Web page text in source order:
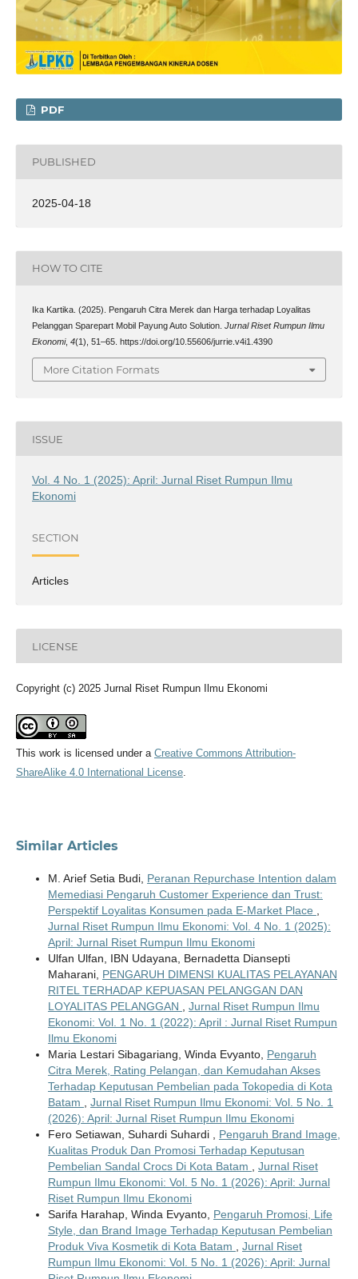
PDF
PUBLISHED
2025-04-18
HOW TO CITE
Ika Kartika. (2025). Pengaruh Citra Merek dan Harga terhadap Loyalitas
Pelanggan Sparepart Mobil Payung Auto Solution. Jurnal Riset Rumpun Ilmu
Ekonomi, 4(1), 51–65. https://doi.org/10.55606/jurrie.v4i1.4390
More Citation Formats
ISSUE
Vol. 4 No. 1 (2025): April: Jurnal Riset Rumpun Ilmu
Ekonomi
SECTION
Articles
LICENSE
Copyright (c) 2025 Jurnal Riset Rumpun Ilmu Ekonomi
This work is licensed under a Creative Commons Attribution-
ShareAlike 4.0 International License.
Similar Articles
M. Arief Setia Budi, Peranan Repurchase Intention dalam
Memediasi Pengaruh Customer Experience dan Trust:
Perspektif Loyalitas Konsumen pada E-Market Place ,
Jurnal Riset Rumpun Ilmu Ekonomi: Vol. 4 No. 1 (2025):
April: Jurnal Riset Rumpun Ilmu Ekonomi
Ulfan Ulfan, IBN Udayana, Bernadetta Diansepti
Maharani, PENGARUH DIMENSI KUALITAS PELAYANAN
RITEL TERHADAP KEPUASAN PELANGGAN DAN
LOYALITAS PELANGGAN , Jurnal Riset Rumpun Ilmu
Ekonomi: Vol. 1 No. 1 (2022): April : Jurnal Riset Rumpun
Ilmu Ekonomi
Maria Lestari Sibagariang, Winda Evyanto, Pengaruh
Citra Merek, Rating Pelangan, dan Kemudahan Akses
Terhadap Keputusan Pembelian pada Tokopedia di Kota
Batam , Jurnal Riset Rumpun Ilmu Ekonomi: Vol. 5 No. 1
(2026): April: Jurnal Riset Rumpun Ilmu Ekonomi
Fero Setiawan, Suhardi Suhardi , Pengaruh Brand Image,
Kualitas Produk Dan Promosi Terhadap Keputusan
Pembelian Sandal Crocs Di Kota Batam , Jurnal Riset
Rumpun Ilmu Ekonomi: Vol. 5 No. 1 (2026): April: Jurnal
Riset Rumpun Ilmu Ekonomi
Sarifa Harahap, Winda Evyanto, Pengaruh Promosi, Life
Style, dan Brand Image Terhadap Keputusan Pembelian
Produk Viva Kosmetik di Kota Batam , Jurnal Riset
Rumpun Ilmu Ekonomi: Vol. 5 No. 1 (2026): April: Jurnal